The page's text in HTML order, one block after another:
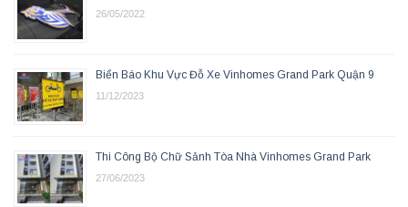
26/05/2022
Biển Báo Khu Vực Đỗ Xe Vinhomes Grand Park Quận 9
11/12/2023
Thi Công Bộ Chữ Sảnh Tòa Nhà Vinhomes Grand Park
27/06/2023